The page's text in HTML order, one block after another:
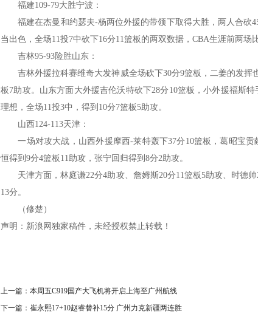
福建109-79大胜宁波：
福建在杰曼和约瑟夫-杨两位外援的带领下取得大胜，两人合砍
当出色，全场11投7中砍下16分11篮板的两双数据，CBA生涯前两场
吉林95-93险胜山东：
吉林外援拉科赛维奇大发神威全场砍下30分9篮板，二姜的发挥
板7助攻。山东方面大外援吉伦沃特砍下28分10篮板，小外援福斯
理想，全场11投3中，得到10分7篮板5助攻。
山西124-113天津：
一场对攻大战，山西外援摩西-莱特轰下37分10篮板，葛昭宝贡
恒得到9分4篮板11助攻，张宁回归得到8分2助攻。
天津方面，林庭谦22分4助攻、詹姆斯20分11篮板5助攻、时德帅
13分。
（修楚）
声明：新浪网独家稿件，未经授权禁止转载！
上一篇： 本周五C919国产大飞机将开启上海至广州航线
下一篇： 崔永熙17+10赵睿替补15分 广州力克新疆两连胜